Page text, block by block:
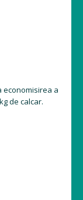
economisirea a
de calcar.